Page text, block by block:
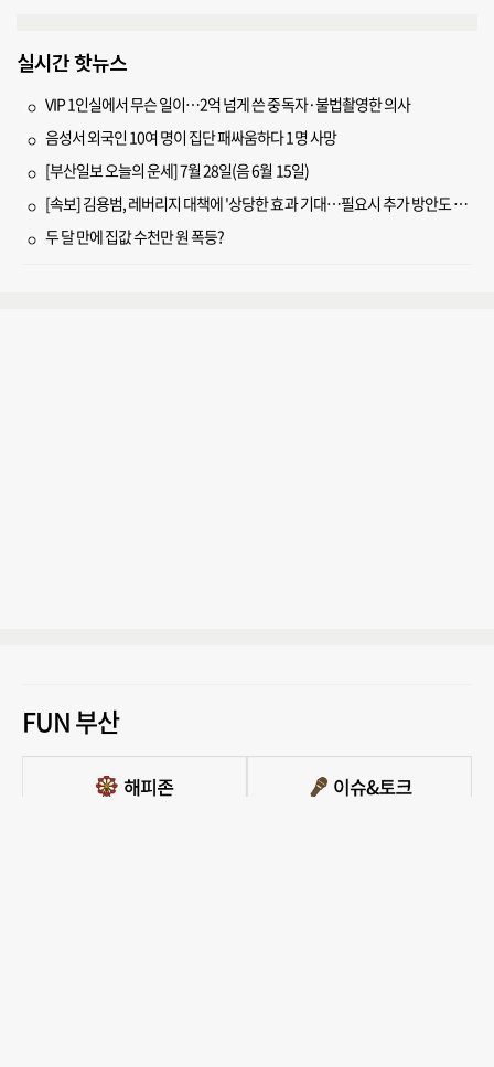
실시간 핫뉴스
VIP 1인실에서 무슨 일이…2억 넘게 쓴 중독자·불법촬영한 의사
음성서 외국인 10여 명이 집단 패싸움하다 1명 사망
[부산일보 오늘의 운세] 7월 28일(음 6월 15일)
[속보] 김용범, 레버리지 대책에 '상당한 효과 기대…필요시 추가 방안도 검토'
두 달 만에 집값 수천만 원 폭등?
FUN 부산